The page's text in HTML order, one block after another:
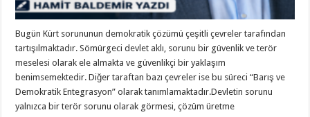
Bugün Kürt sorununun demokratik çözümü çeşitli çevreler tarafından
tartışılmaktadır. Sömürgeci devlet aklı, sorunu bir güvenlik ve terör
meselesi olarak ele almakta ve güvenlikçi bir yaklaşım
benimsemektedir. Diğer taraftan bazı çevreler ise bu süreci “Barış ve
Demokratik Entegrasyon” olarak tanımlamaktadır.Devletin sorunu
yalnızca bir terör sorunu olarak görmesi, çözüm üretme